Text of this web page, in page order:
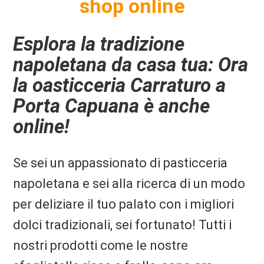
shop online
Esplora la tradizione
napoletana da casa tua: Ora
la oasticceria Carraturo a
Porta Capuana è anche
online!
Se sei un appassionato di pasticceria
napoletana e sei alla ricerca di un modo
per deliziare il tuo palato con i migliori
dolci tradizionali, sei fortunato! Tutti i
nostri prodotti come le nostre